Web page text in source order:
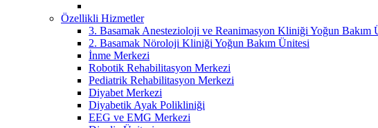
Özellikli Hizmetler
3. Basamak Anestezioloji ve Reanimasyon Kliniği Yoğun Bakım
2. Basamak Nöroloji Kliniği Yoğun Bakım Ünitesi
İnme Merkezi
Robotik Rehabilitasyon Merkezi
Pediatrik Rehabilitasyon Merkezi
Diyabet Merkezi
Diyabetik Ayak Polikliniği
EEG ve EMG Merkezi